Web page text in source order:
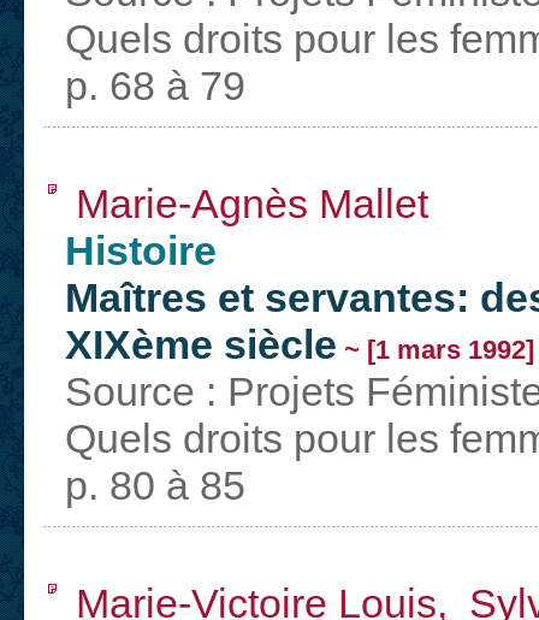
Quels droits pour les
p. 68 à 79
Marie-Agnès Mallet
Histoire
Maîtres et servantes:
XIXème siècle ~ [1 mars 1992]
Source : Projets
Quels droits pour les
p. 80 à 85
Marie-Victoire Louis,